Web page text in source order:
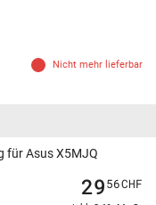
Nicht mehr lieferbar
für Asus X5MJQ
2956CHF